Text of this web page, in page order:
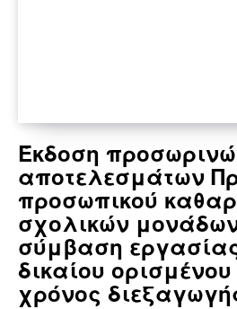
Έκδοση
αποτελεσμάτων
προσωπικού
σχολικών
σύμβαση εργασίας
δικαίου
χρόνος